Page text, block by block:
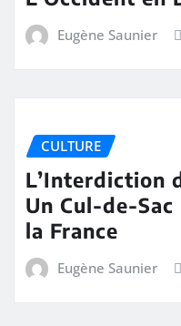
Eugène Saunier
CULTURE
L’Interdiction
Un Cul-de-
la France
Eugène Saunier